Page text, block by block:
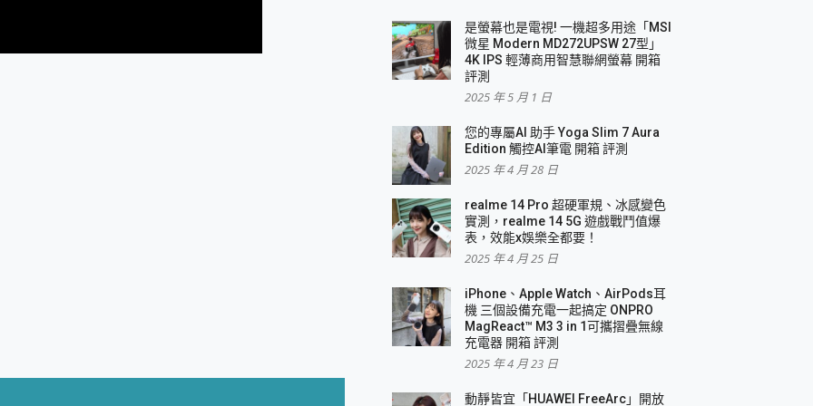
是螢幕也是電視! 一機超多用途「MSI
微星 Modern MD272UPSW 27型」
4K IPS 輕薄商用智慧聯網螢幕 開箱
評測
2025 年 5 月 1 日
您的專屬AI 助手 Yoga Slim 7 Aura
Edition 觸控AI筆電 開箱 評測
2025 年 4 月 28 日
realme 14 Pro 超硬軍規、冰感變色
實測，realme 14 5G 遊戲戰鬥值爆
表，效能x娛樂全都要！
2025 年 4 月 25 日
iPhone、Apple Watch、AirPods耳
機 三個設備充電一起搞定 ONPRO
MagReact™ M3 3 in 1可攜摺疊無線
充電器 開箱 評測
2025 年 4 月 23 日
動靜皆宜「HUAWEI FreeArc」開放